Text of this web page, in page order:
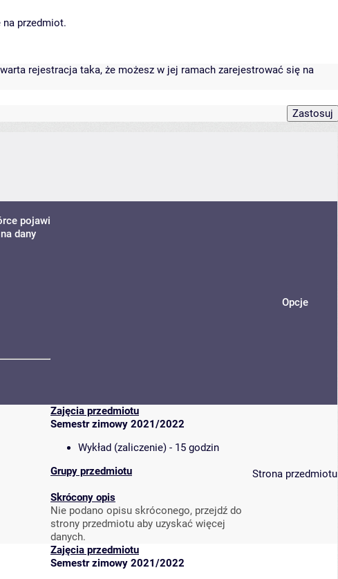
przedmiot.
rejestracja taka, że możesz w jej ramach zarejestrować się na
pojawi
dany
Opcje
Zajęcia przedmiotu
Semestr zimowy 2021/2022
Wykład (zaliczenie) - 15 godzin
Grupy przedmiotu
Skrócony opis
Nie podano opisu skróconego, przejdź do
strony przedmiotu aby uzyskać więcej
danych.
Strona przedmiotu
Zajęcia przedmiotu
Semestr zimowy 2021/2022